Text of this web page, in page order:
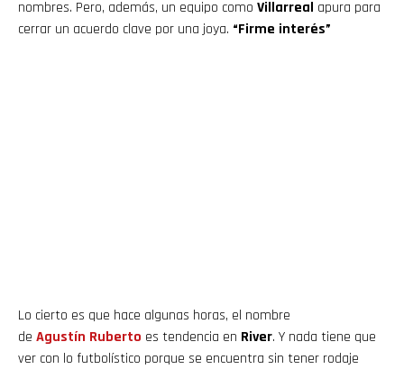
nombres. Pero, además, un equipo como Villarreal apura para
cerrar un acuerdo clave por una joya. “Firme interés”
Lo cierto es que hace algunas horas, el nombre
de Agustín Ruberto es tendencia en River. Y nada tiene que
ver con lo futbolístico porque se encuentra sin tener rodaje